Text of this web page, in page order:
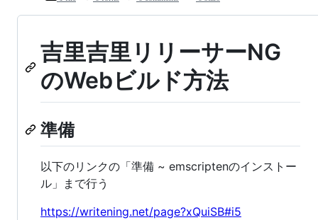
吉里吉里リリーサーNG
のWebビルド方法
準備
以下のリンクの「準備 ~ emscriptenのインストー
ル」まで行う
https://writening.net/page?xQuiSB#i5